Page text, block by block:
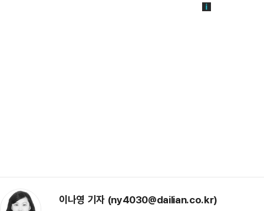
이나영 기자 (ny4030@dailian.co.kr)